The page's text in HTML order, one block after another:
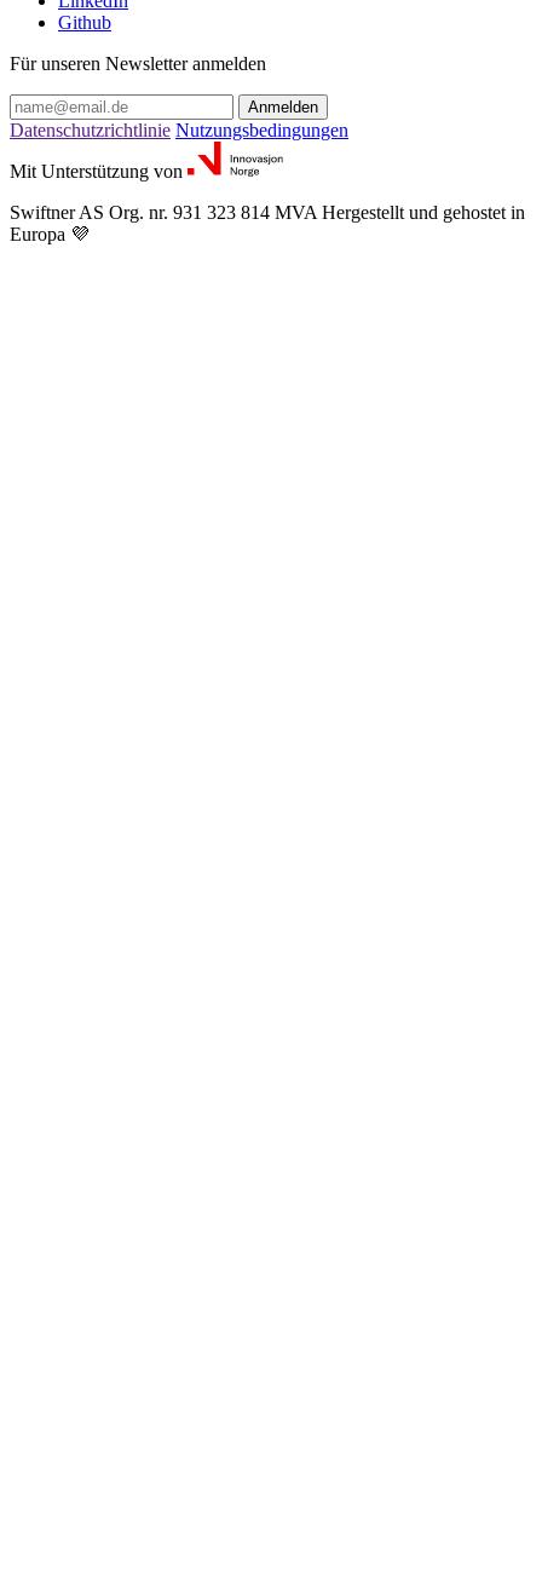
Github
Für unseren Newsletter anmelden
Anmelden
Datenschutzrichtlinie Nutzungsbedingungen
Mit Unterstützung von
Swiftner AS Org. nr. 931 323 814 MVA Hergestellt und gehostet in
Europa 💜